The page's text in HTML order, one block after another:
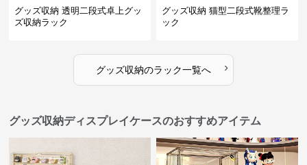
グッズ収納 透明二段式卓上グッ
ズ収納ラック
グッズ収納 猫型二段式靴整理ラ
ック
グッズ収納のラック一覧へ ›
グッズ収納ディスプレイケースのおすすめアイテム